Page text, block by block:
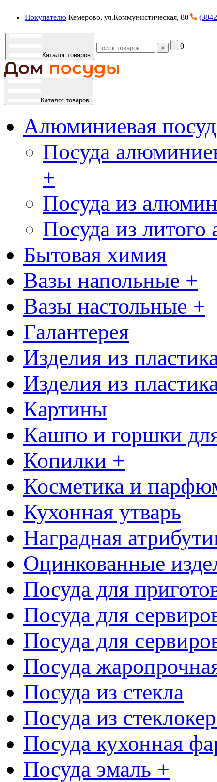
Покупателю Кемерово, ул.Коммунистическая, 88
Каталог товаров
× 0
Каталог товаров
Алюминиевая
Посуда
+
Посуда из
Посуда из
Бытовая химия
Вазы напольные +
Вазы настольные +
Галантерея
Изделия из
Изделия из
Картины
Кашпо и горшки
Копилки +
Косметика и
Кухонная утварь
Наградная
Оцинкованные
Посуда для
Посуда для
Посуда для
Посуда
Посуда из стекла
Посуда из
Посуда кухонная
Посуда эмаль +